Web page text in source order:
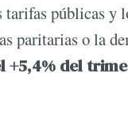
tarifas públicas
paritarias o la
+5,4% del